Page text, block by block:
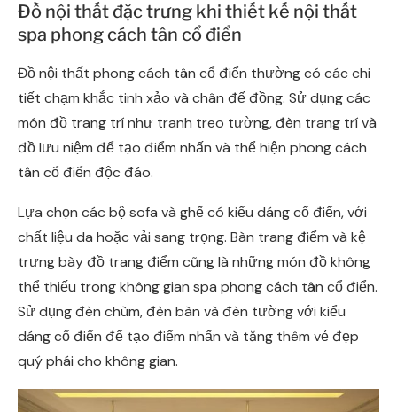
Đồ nội thất đặc trưng khi thiết kế nội thất
spa phong cách tân cổ điển
Đồ nội thất phong cách tân cổ điển thường có các chi
tiết chạm khắc tinh xảo và chân đế đồng. Sử dụng các
món đồ trang trí như tranh treo tường, đèn trang trí và
đồ lưu niệm để tạo điểm nhấn và thể hiện phong cách
tân cổ điển độc đáo.
Lựa chọn các bộ sofa và ghế có kiểu dáng cổ điển, với
chất liệu da hoặc vải sang trọng. Bàn trang điểm và kệ
trưng bày đồ trang điểm cũng là những món đồ không
thể thiếu trong không gian spa phong cách tân cổ điển.
Sử dụng đèn chùm, đèn bàn và đèn tường với kiểu
dáng cổ điển để tạo điểm nhấn và tăng thêm vẻ đẹp
quý phái cho không gian.